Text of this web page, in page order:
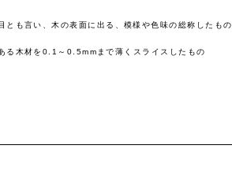
とも言い、木の表面に出る、模様や色味の総称したもの
る木材を0.1～0.5mmまで薄くスライスしたもの